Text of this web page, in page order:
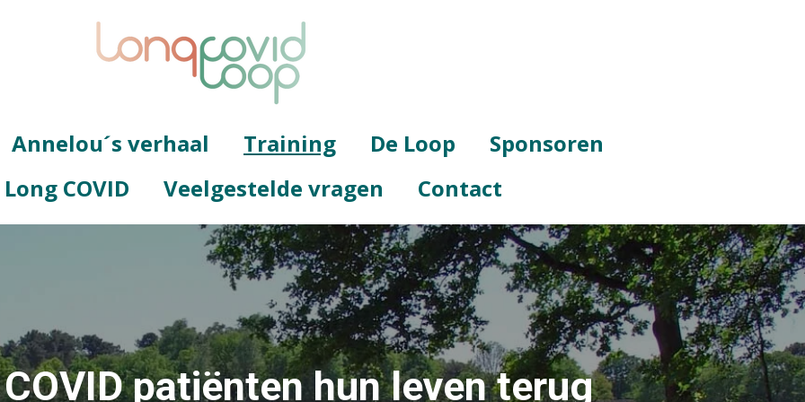
Annelou´s verhaal Training De Loop
Sponsoren
COVID
Veelgestelde vragen Contact
patiënten hun leven terug